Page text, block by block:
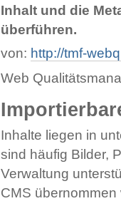
Inhalt und die
überführen.
von: http://tmf-
Web
Inhalte liegen in
sind häufig Bilder,
Verwaltung
CMS